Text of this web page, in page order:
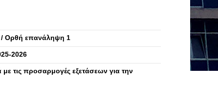
/ Ορθή επανάληψη 1
2026
τις προσαρμογές εξετάσεων για την